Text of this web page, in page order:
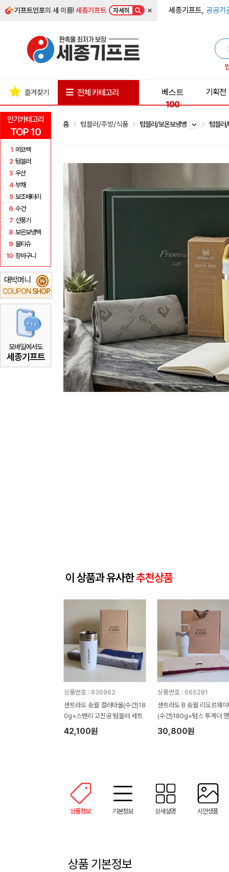
기프트인포의 새 이름!세종기프트 자세히 × 세종기프트, 공공기
인기카테고리
TOP 10
1 에코백
2 텀블러
3 우산
4 부채
5 보조배터리
6 수건
7 선풍기
8 보온보냉백
9 물티슈
10 장바구니
대박머니
COUPON SHOP
₩
모바일에서도
세종기프트
즐겨찾기 전체 카테고리
베스트
100
기획전
홈 텀블러/주방/식품 텀블러/보온보냉병 텀블러
이 상품과 유사한추천상품
상품번호 : 836962
센트라도 송월 컬러타올(수건)18
0g+스탠리 고진공 텀블러 세트
42,100원
상품번호 : 665281
센트라도 B 송월 리오르웨
(수건)180g+텀스 투게더
텀블러 600ml 세트
30,800원
상품정보 기본정보 상세설명 시안샘플
상품 기본정보